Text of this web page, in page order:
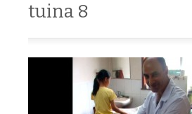
tuina 8